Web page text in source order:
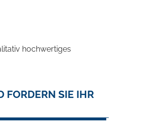
hochwertiges
FORDERN SIE IHR